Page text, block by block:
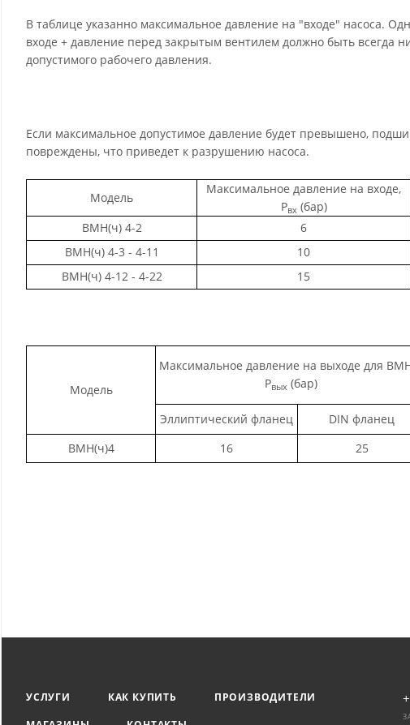
В таблице указанно максимальное давление на "входе" насоса.
входе + давление перед закрытым вентилем должно быть всегда
допустимого рабочего давления.
Если максимальное допустимое давление будет превышено,
повреждены, что приведет к разрушению насоса.
Модель
Максимальное давление на входе,
Рвх (бар)
ВМН(ч) 4-2
6
ВМН(ч) 4-3 - 4-11
10
ВМН(ч) 4-12 - 4-22
15
Модель
Максимальное давление на выходе для
Рвых (бар)
Эллиптический фланец
DIN фланец
ВМН(ч)4
16 25
УСЛУГИ КАК КУПИТЬ
ПРОИЗВОДИТЕЛИ